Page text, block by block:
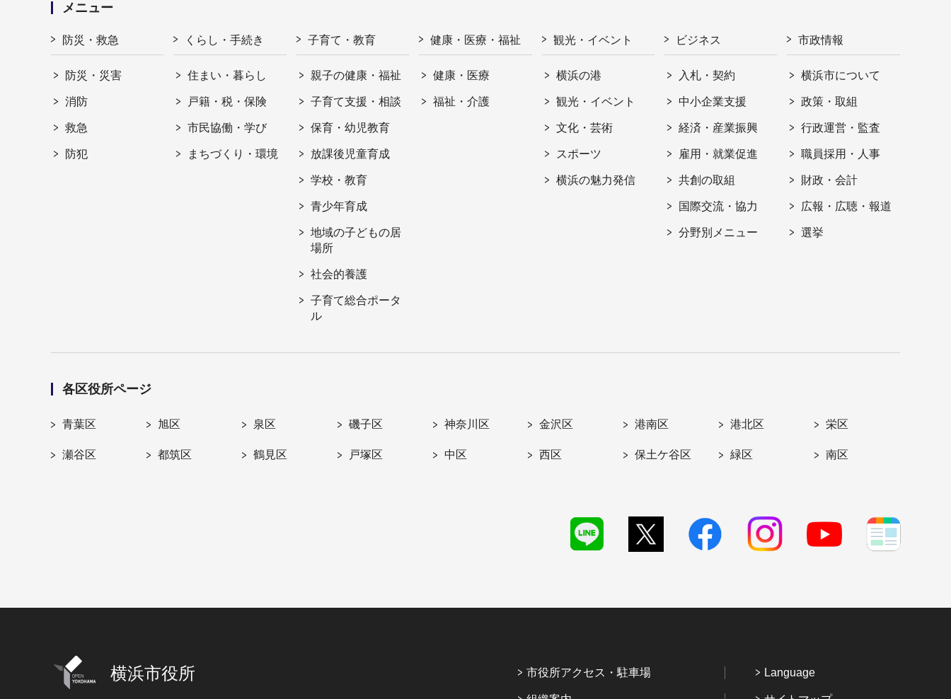
メニュー
防災・救急
防災・災害
消防
救急
防犯
くらし・手続き
住まい・暮らし
戸籍・税・保険
市民協働・学び
まちづくり・環境
子育て・教育
親子の健康・福祉
子育て支援・相談
保育・幼児教育
放課後児童育成
学校・教育
青少年育成
地域の子どもの居
場所
社会的養護
子育て総合ポータ
ル
健康・医療・福祉
健康・医療
福祉・介護
観光・イベント
横浜の港
観光・イベント
文化・芸術
スポーツ
横浜の魅力発信
ビジネス
入札・契約
中小企業支援
経済・産業振興
雇用・就業促進
共創の取組
国際交流・協力
分野別メニュー
市政情報
横浜市について
政策・取組
行政運営・監査
職員採用・人事
財政・会計
広報・広聴・報道
選挙
各区役所ページ
青葉区 旭区 泉区 磯子区 神奈川区 金沢区 港南区 港北区 栄区
瀬谷区 都筑区 鶴見区 戸塚区 中区 西区 保土ケ谷区 緑区 南区
横浜市役所 市役所アクセス・駐車場 Language